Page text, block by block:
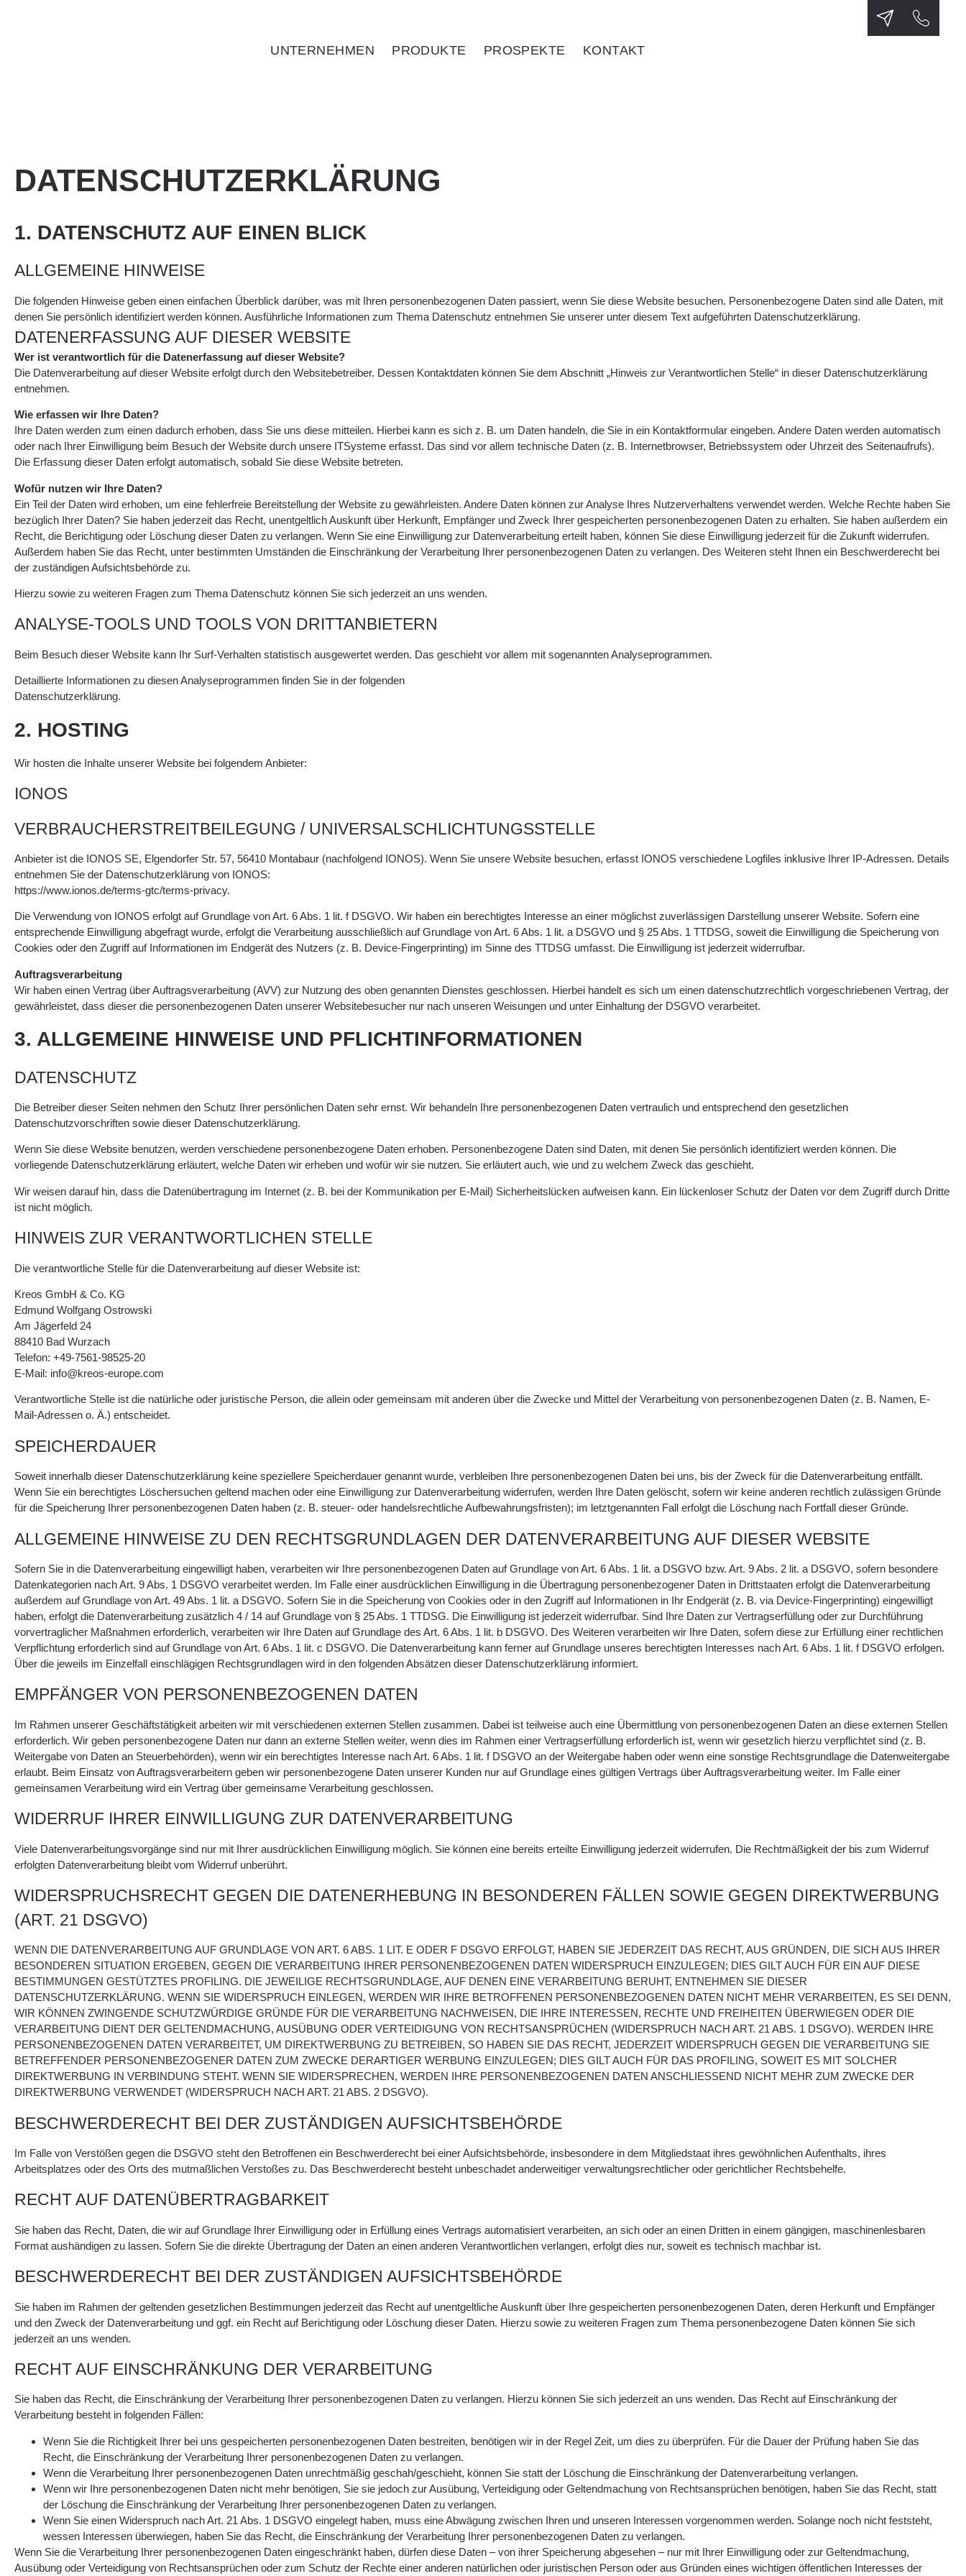
UNTERNEHMEN PRODUKTE PROSPEKTE KONTAKT
DATENSCHUTZERKLÄRUNG
1. DATENSCHUTZ AUF EINEN BLICK
ALLGEMEINE HINWEISE
Die folgenden Hinweise geben einen einfachen Überblick darüber, was mit Ihren personenbezogenen Daten passiert, wenn Sie diese Website besuchen. Personenbezogene Daten sind alle Daten, mit
denen Sie persönlich identifiziert werden können. Ausführliche Informationen zum Thema Datenschutz entnehmen Sie unserer unter diesem Text aufgeführten Datenschutzerklärung.
DATENERFASSUNG AUF DIESER WEBSITE
Wer ist verantwortlich für die Datenerfassung auf dieser Website?
Die Datenverarbeitung auf dieser Website erfolgt durch den Websitebetreiber. Dessen Kontaktdaten können Sie dem Abschnitt „Hinweis zur Verantwortlichen Stelle“ in dieser Datenschutzerklärung
entnehmen.
Wie erfassen wir Ihre Daten?
Ihre Daten werden zum einen dadurch erhoben, dass Sie uns diese mitteilen. Hierbei kann es sich z. B. um Daten handeln, die Sie in ein Kontaktformular eingeben. Andere Daten werden automatisch
oder nach Ihrer Einwilligung beim Besuch der Website durch unsere ITSysteme erfasst. Das sind vor allem technische Daten (z. B. Internetbrowser, Betriebssystem oder Uhrzeit des Seitenaufrufs).
Die Erfassung dieser Daten erfolgt automatisch, sobald Sie diese Website betreten.
Wofür nutzen wir Ihre Daten?
Ein Teil der Daten wird erhoben, um eine fehlerfreie Bereitstellung der Website zu gewährleisten. Andere Daten können zur Analyse Ihres Nutzerverhaltens verwendet werden. Welche Rechte haben Sie
bezüglich Ihrer Daten? Sie haben jederzeit das Recht, unentgeltlich Auskunft über Herkunft, Empfänger und Zweck Ihrer gespeicherten personenbezogenen Daten zu erhalten. Sie haben außerdem ein
Recht, die Berichtigung oder Löschung dieser Daten zu verlangen. Wenn Sie eine Einwilligung zur Datenverarbeitung erteilt haben, können Sie diese Einwilligung jederzeit für die Zukunft widerrufen.
Außerdem haben Sie das Recht, unter bestimmten Umständen die Einschränkung der Verarbeitung Ihrer personenbezogenen Daten zu verlangen. Des Weiteren steht Ihnen ein Beschwerderecht bei
der zuständigen Aufsichtsbehörde zu.
Hierzu sowie zu weiteren Fragen zum Thema Datenschutz können Sie sich jederzeit an uns wenden.
ANALYSE-TOOLS UND TOOLS VON DRITTANBIETERN
Beim Besuch dieser Website kann Ihr Surf-Verhalten statistisch ausgewertet werden. Das geschieht vor allem mit sogenannten Analyseprogrammen.
Detaillierte Informationen zu diesen Analyseprogrammen finden Sie in der folgenden
Datenschutzerklärung.
2. HOSTING
Wir hosten die Inhalte unserer Website bei folgendem Anbieter:
IONOS
VERBRAUCHERSTREITBEILEGUNG / UNIVERSALSCHLICHTUNGSSTELLE
Anbieter ist die IONOS SE, Elgendorfer Str. 57, 56410 Montabaur (nachfolgend IONOS). Wenn Sie unsere Website besuchen, erfasst IONOS verschiedene Logfiles inklusive Ihrer IP-Adressen. Details
entnehmen Sie der Datenschutzerklärung von IONOS:
https://www.ionos.de/terms-gtc/terms-privacy.
Die Verwendung von IONOS erfolgt auf Grundlage von Art. 6 Abs. 1 lit. f DSGVO. Wir haben ein berechtigtes Interesse an einer möglichst zuverlässigen Darstellung unserer Website. Sofern eine
entsprechende Einwilligung abgefragt wurde, erfolgt die Verarbeitung ausschließlich auf Grundlage von Art. 6 Abs. 1 lit. a DSGVO und § 25 Abs. 1 TTDSG, soweit die Einwilligung die Speicherung von
Cookies oder den Zugriff auf Informationen im Endgerät des Nutzers (z. B. Device-Fingerprinting) im Sinne des TTDSG umfasst. Die Einwilligung ist jederzeit widerrufbar.
Auftragsverarbeitung
Wir haben einen Vertrag über Auftragsverarbeitung (AVV) zur Nutzung des oben genannten Dienstes geschlossen. Hierbei handelt es sich um einen datenschutzrechtlich vorgeschriebenen Vertrag, der
gewährleistet, dass dieser die personenbezogenen Daten unserer Websitebesucher nur nach unseren Weisungen und unter Einhaltung der DSGVO verarbeitet.
3. ALLGEMEINE HINWEISE UND PFLICHTINFORMATIONEN
DATENSCHUTZ
Die Betreiber dieser Seiten nehmen den Schutz Ihrer persönlichen Daten sehr ernst. Wir behandeln Ihre personenbezogenen Daten vertraulich und entsprechend den gesetzlichen
Datenschutzvorschriften sowie dieser Datenschutzerklärung.
Wenn Sie diese Website benutzen, werden verschiedene personenbezogene Daten erhoben. Personenbezogene Daten sind Daten, mit denen Sie persönlich identifiziert werden können. Die
vorliegende Datenschutzerklärung erläutert, welche Daten wir erheben und wofür wir sie nutzen. Sie erläutert auch, wie und zu welchem Zweck das geschieht.
Wir weisen darauf hin, dass die Datenübertragung im Internet (z. B. bei der Kommunikation per E-Mail) Sicherheitslücken aufweisen kann. Ein lückenloser Schutz der Daten vor dem Zugriff durch Dritte
ist nicht möglich.
HINWEIS ZUR VERANTWORTLICHEN STELLE
Die verantwortliche Stelle für die Datenverarbeitung auf dieser Website ist:
Kreos GmbH & Co. KG
Edmund Wolfgang Ostrowski
Am Jägerfeld 24
88410 Bad Wurzach
Telefon: +49-7561-98525-20
E-Mail: info@kreos-europe.com
Verantwortliche Stelle ist die natürliche oder juristische Person, die allein oder gemeinsam mit anderen über die Zwecke und Mittel der Verarbeitung von personenbezogenen Daten (z. B. Namen, E-
Mail-Adressen o. Ä.) entscheidet.
SPEICHERDAUER
Soweit innerhalb dieser Datenschutzerklärung keine speziellere Speicherdauer genannt wurde, verbleiben Ihre personenbezogenen Daten bei uns, bis der Zweck für die Datenverarbeitung entfällt.
Wenn Sie ein berechtigtes Löschersuchen geltend machen oder eine Einwilligung zur Datenverarbeitung widerrufen, werden Ihre Daten gelöscht, sofern wir keine anderen rechtlich zulässigen Gründe
für die Speicherung Ihrer personenbezogenen Daten haben (z. B. steuer- oder handelsrechtliche Aufbewahrungsfristen); im letztgenannten Fall erfolgt die Löschung nach Fortfall dieser Gründe.
ALLGEMEINE HINWEISE ZU DEN RECHTSGRUNDLAGEN DER DATENVERARBEITUNG AUF DIESER WEBSITE
Sofern Sie in die Datenverarbeitung eingewilligt haben, verarbeiten wir Ihre personenbezogenen Daten auf Grundlage von Art. 6 Abs. 1 lit. a DSGVO bzw. Art. 9 Abs. 2 lit. a DSGVO, sofern besondere
Datenkategorien nach Art. 9 Abs. 1 DSGVO verarbeitet werden. Im Falle einer ausdrücklichen Einwilligung in die Übertragung personenbezogener Daten in Drittstaaten erfolgt die Datenverarbeitung
außerdem auf Grundlage von Art. 49 Abs. 1 lit. a DSGVO. Sofern Sie in die Speicherung von Cookies oder in den Zugriff auf Informationen in Ihr Endgerät (z. B. via Device-Fingerprinting) eingewilligt
haben, erfolgt die Datenverarbeitung zusätzlich 4 / 14 auf Grundlage von § 25 Abs. 1 TTDSG. Die Einwilligung ist jederzeit widerrufbar. Sind Ihre Daten zur Vertragserfüllung oder zur Durchführung
vorvertraglicher Maßnahmen erforderlich, verarbeiten wir Ihre Daten auf Grundlage des Art. 6 Abs. 1 lit. b DSGVO. Des Weiteren verarbeiten wir Ihre Daten, sofern diese zur Erfüllung einer rechtlichen
Verpflichtung erforderlich sind auf Grundlage von Art. 6 Abs. 1 lit. c DSGVO. Die Datenverarbeitung kann ferner auf Grundlage unseres berechtigten Interesses nach Art. 6 Abs. 1 lit. f DSGVO erfolgen.
Über die jeweils im Einzelfall einschlägigen Rechtsgrundlagen wird in den folgenden Absätzen dieser Datenschutzerklärung informiert.
EMPFÄNGER VON PERSONENBEZOGENEN DATEN
Im Rahmen unserer Geschäftstätigkeit arbeiten wir mit verschiedenen externen Stellen zusammen. Dabei ist teilweise auch eine Übermittlung von personenbezogenen Daten an diese externen Stellen
erforderlich. Wir geben personenbezogene Daten nur dann an externe Stellen weiter, wenn dies im Rahmen einer Vertragserfüllung erforderlich ist, wenn wir gesetzlich hierzu verpflichtet sind (z. B.
Weitergabe von Daten an Steuerbehörden), wenn wir ein berechtigtes Interesse nach Art. 6 Abs. 1 lit. f DSGVO an der Weitergabe haben oder wenn eine sonstige Rechtsgrundlage die Datenweitergabe
erlaubt. Beim Einsatz von Auftragsverarbeitern geben wir personenbezogene Daten unserer Kunden nur auf Grundlage eines gültigen Vertrags über Auftragsverarbeitung weiter. Im Falle einer
gemeinsamen Verarbeitung wird ein Vertrag über gemeinsame Verarbeitung geschlossen.
WIDERRUF IHRER EINWILLIGUNG ZUR DATENVERARBEITUNG
Viele Datenverarbeitungsvorgänge sind nur mit Ihrer ausdrücklichen Einwilligung möglich. Sie können eine bereits erteilte Einwilligung jederzeit widerrufen. Die Rechtmäßigkeit der bis zum Widerruf
erfolgten Datenverarbeitung bleibt vom Widerruf unberührt.
WIDERSPRUCHSRECHT GEGEN DIE DATENERHEBUNG IN BESONDEREN FÄLLEN SOWIE GEGEN DIREKTWERBUNG
(ART. 21 DSGVO)
WENN DIE DATENVERARBEITUNG AUF GRUNDLAGE VON ART. 6 ABS. 1 LIT. E ODER F DSGVO ERFOLGT, HABEN SIE JEDERZEIT DAS RECHT, AUS GRÜNDEN, DIE SICH AUS IHRER
BESONDEREN SITUATION ERGEBEN, GEGEN DIE VERARBEITUNG IHRER PERSONENBEZOGENEN DATEN WIDERSPRUCH EINZULEGEN; DIES GILT AUCH FÜR EIN AUF DIESE
BESTIMMUNGEN GESTÜTZTES PROFILING. DIE JEWEILIGE RECHTSGRUNDLAGE, AUF DENEN EINE VERARBEITUNG BERUHT, ENTNEHMEN SIE DIESER
DATENSCHUTZERKLÄRUNG. WENN SIE WIDERSPRUCH EINLEGEN, WERDEN WIR IHRE BETROFFENEN PERSONENBEZOGENEN DATEN NICHT MEHR VERARBEITEN, ES SEI DENN,
WIR KÖNNEN ZWINGENDE SCHUTZWÜRDIGE GRÜNDE FÜR DIE VERARBEITUNG NACHWEISEN, DIE IHRE INTERESSEN, RECHTE UND FREIHEITEN ÜBERWIEGEN ODER DIE
VERARBEITUNG DIENT DER GELTENDMACHUNG, AUSÜBUNG ODER VERTEIDIGUNG VON RECHTSANSPRÜCHEN (WIDERSPRUCH NACH ART. 21 ABS. 1 DSGVO). WERDEN IHRE
PERSONENBEZOGENEN DATEN VERARBEITET, UM DIREKTWERBUNG ZU BETREIBEN, SO HABEN SIE DAS RECHT, JEDERZEIT WIDERSPRUCH GEGEN DIE VERARBEITUNG SIE
BETREFFENDER PERSONENBEZOGENER DATEN ZUM ZWECKE DERARTIGER WERBUNG EINZULEGEN; DIES GILT AUCH FÜR DAS PROFILING, SOWEIT ES MIT SOLCHER
DIREKTWERBUNG IN VERBINDUNG STEHT. WENN SIE WIDERSPRECHEN, WERDEN IHRE PERSONENBEZOGENEN DATEN ANSCHLIESSEND NICHT MEHR ZUM ZWECKE DER
DIREKTWERBUNG VERWENDET (WIDERSPRUCH NACH ART. 21 ABS. 2 DSGVO).
BESCHWERDERECHT BEI DER ZUSTÄNDIGEN AUFSICHTSBEHÖRDE
Im Falle von Verstößen gegen die DSGVO steht den Betroffenen ein Beschwerderecht bei einer Aufsichtsbehörde, insbesondere in dem Mitgliedstaat ihres gewöhnlichen Aufenthalts, ihres
Arbeitsplatzes oder des Orts des mutmaßlichen Verstoßes zu. Das Beschwerderecht besteht unbeschadet anderweitiger verwaltungsrechtlicher oder gerichtlicher Rechtsbehelfe.
RECHT AUF DATENÜBERTRAGBARKEIT
Sie haben das Recht, Daten, die wir auf Grundlage Ihrer Einwilligung oder in Erfüllung eines Vertrags automatisiert verarbeiten, an sich oder an einen Dritten in einem gängigen, maschinenlesbaren
Format aushändigen zu lassen. Sofern Sie die direkte Übertragung der Daten an einen anderen Verantwortlichen verlangen, erfolgt dies nur, soweit es technisch machbar ist.
BESCHWERDERECHT BEI DER ZUSTÄNDIGEN AUFSICHTSBEHÖRDE
Sie haben im Rahmen der geltenden gesetzlichen Bestimmungen jederzeit das Recht auf unentgeltliche Auskunft über Ihre gespeicherten personenbezogenen Daten, deren Herkunft und Empfänger
und den Zweck der Datenverarbeitung und ggf. ein Recht auf Berichtigung oder Löschung dieser Daten. Hierzu sowie zu weiteren Fragen zum Thema personenbezogene Daten können Sie sich
jederzeit an uns wenden.
RECHT AUF EINSCHRÄNKUNG DER VERARBEITUNG
Sie haben das Recht, die Einschränkung der Verarbeitung Ihrer personenbezogenen Daten zu verlangen. Hierzu können Sie sich jederzeit an uns wenden. Das Recht auf Einschränkung der
Verarbeitung besteht in folgenden Fällen:
Wenn Sie die Richtigkeit Ihrer bei uns gespeicherten personenbezogenen Daten bestreiten, benötigen wir in der Regel Zeit, um dies zu überprüfen. Für die Dauer der Prüfung haben Sie das
Recht, die Einschränkung der Verarbeitung Ihrer personenbezogenen Daten zu verlangen.
Wenn die Verarbeitung Ihrer personenbezogenen Daten unrechtmäßig geschah/geschieht, können Sie statt der Löschung die Einschränkung der Datenverarbeitung verlangen.
Wenn wir Ihre personenbezogenen Daten nicht mehr benötigen, Sie sie jedoch zur Ausübung, Verteidigung oder Geltendmachung von Rechtsansprüchen benötigen, haben Sie das Recht, statt
der Löschung die Einschränkung der Verarbeitung Ihrer personenbezogenen Daten zu verlangen.
Wenn Sie einen Widerspruch nach Art. 21 Abs. 1 DSGVO eingelegt haben, muss eine Abwägung zwischen Ihren und unseren Interessen vorgenommen werden. Solange noch nicht feststeht,
wessen Interessen überwiegen, haben Sie das Recht, die Einschränkung der Verarbeitung Ihrer personenbezogenen Daten zu verlangen.
Wenn Sie die Verarbeitung Ihrer personenbezogenen Daten eingeschränkt haben, dürfen diese Daten – von ihrer Speicherung abgesehen – nur mit Ihrer Einwilligung oder zur Geltendmachung,
Ausübung oder Verteidigung von Rechtsansprüchen oder zum Schutz der Rechte einer anderen natürlichen oder juristischen Person oder aus Gründen eines wichtigen öffentlichen Interesses der